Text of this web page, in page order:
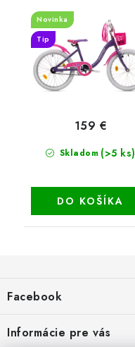
Novinka
Tip
Skladom (>5 ks)
159 €
DO KOŠÍKA
p
ä
Facebook
Informácie pre vás